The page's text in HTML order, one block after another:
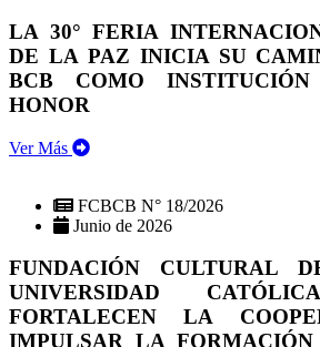
LA 30° FERIA
DE LA PAZ INICIA SU
BCB COMO
HONOR
Ver Más
FCBCB N° 18/2026
Junio de 2026
FUNDACIÓN CULTURAL
UNIVERSIDAD
FORTALECEN LA
IMPULSAR LA